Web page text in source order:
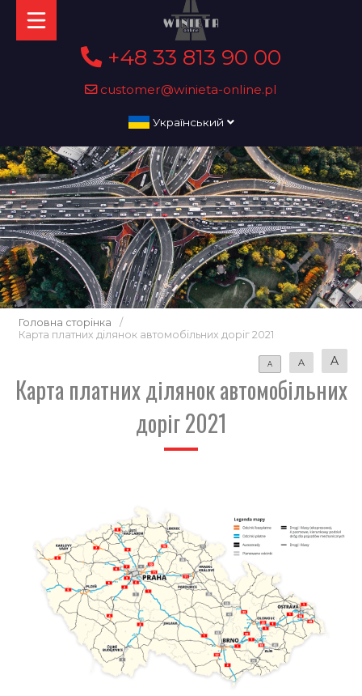
+48 33 813 90 00
customer@winieta-online.pl
Український
Головна сторінка
/
Карта платних ділянок автомобільних доріг 2021
A A A
Карта платних ділянок автомобільних
доріг 2021